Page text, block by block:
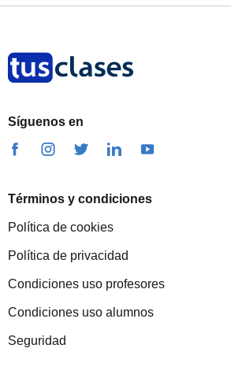
Síguenos en
Términos y condiciones
Política de cookies
Política de privacidad
Condiciones uso profesores
Condiciones uso alumnos
Seguridad